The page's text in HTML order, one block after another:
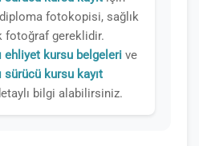
fotokopisi, sağlık
fotoğraf gereklidir.
ehliyet kursu belgeleri ve
sürücü kursu kayıt
bilgi alabilirsiniz.